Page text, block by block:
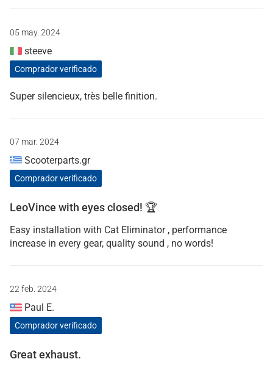
05 may. 2024
steeve
Comprador verificado
Super silencieux, très belle finition.
07 mar. 2024
Scooterparts.gr
Comprador verificado
LeoVince with eyes closed! 🏆
Easy installation with Cat Eliminator , performance
increase in every gear, quality sound , no words!
22 feb. 2024
Paul E.
Comprador verificado
Great exhaust.